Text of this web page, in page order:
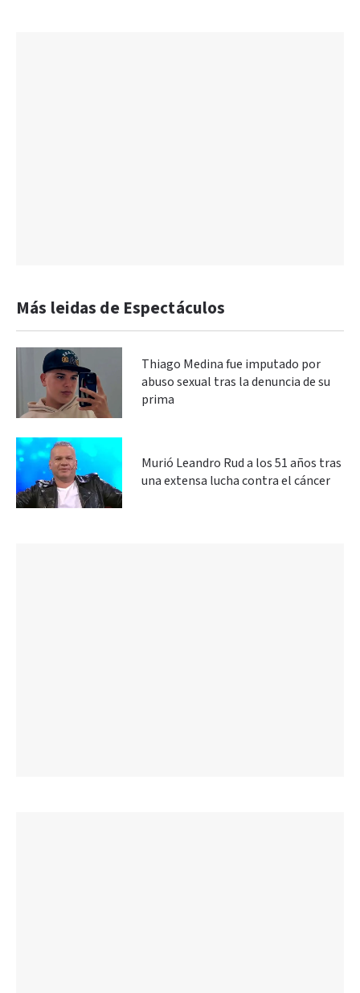
Más leidas de Espectáculos
Thiago Medina fue imputado por
abuso sexual tras la denuncia de su
prima
Murió Leandro Rud a los 51 años tras
una extensa lucha contra el cáncer